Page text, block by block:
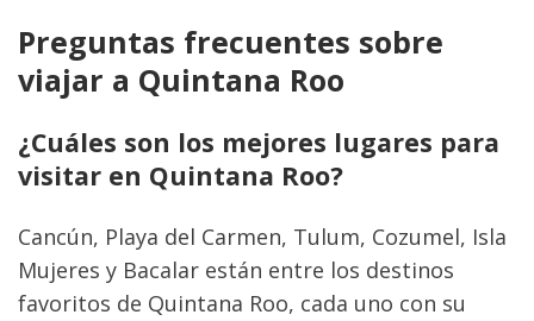
Preguntas frecuentes sobre
viajar a Quintana Roo
¿Cuáles son los mejores lugares para
visitar en Quintana Roo?
Cancún, Playa del Carmen, Tulum, Cozumel, Isla
Mujeres y Bacalar están entre los destinos
favoritos de Quintana Roo, cada uno con su